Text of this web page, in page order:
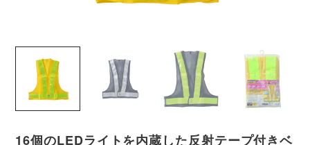
16個のLEDライトを内蔵した反射テープ付きベ